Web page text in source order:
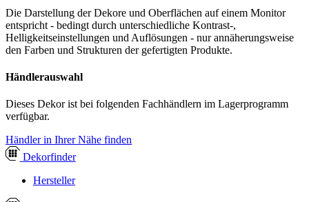
Die Darstellung der Dekore und Oberflächen auf einem Monitor
entspricht - bedingt durch unterschiedliche Kontrast-,
Helligkeitseinstellungen und Auflösungen - nur annäherungsweise
den Farben und Strukturen der gefertigten Produkte.
Händlerauswahl
Dieses Dekor ist bei folgenden Fachhändlern im Lagerprogramm
verfügbar.
Händler in Ihrer Nähe finden
Dekorfinder
Hersteller